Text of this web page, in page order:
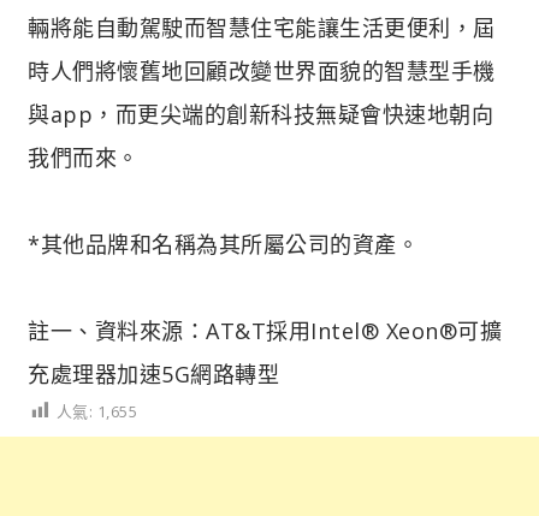
輛將能自動駕駛而智慧住宅能讓生活更便利，屆
時人們將懷舊地回顧改變世界面貌的智慧型手機
與app，而更尖端的創新科技無疑會快速地朝向
我們而來。
*其他品牌和名稱為其所屬公司的資產。
註一、資料來源：AT&T採用Intel® Xeon®可擴
充處理器加速5G網路轉型
人氣: 1,655